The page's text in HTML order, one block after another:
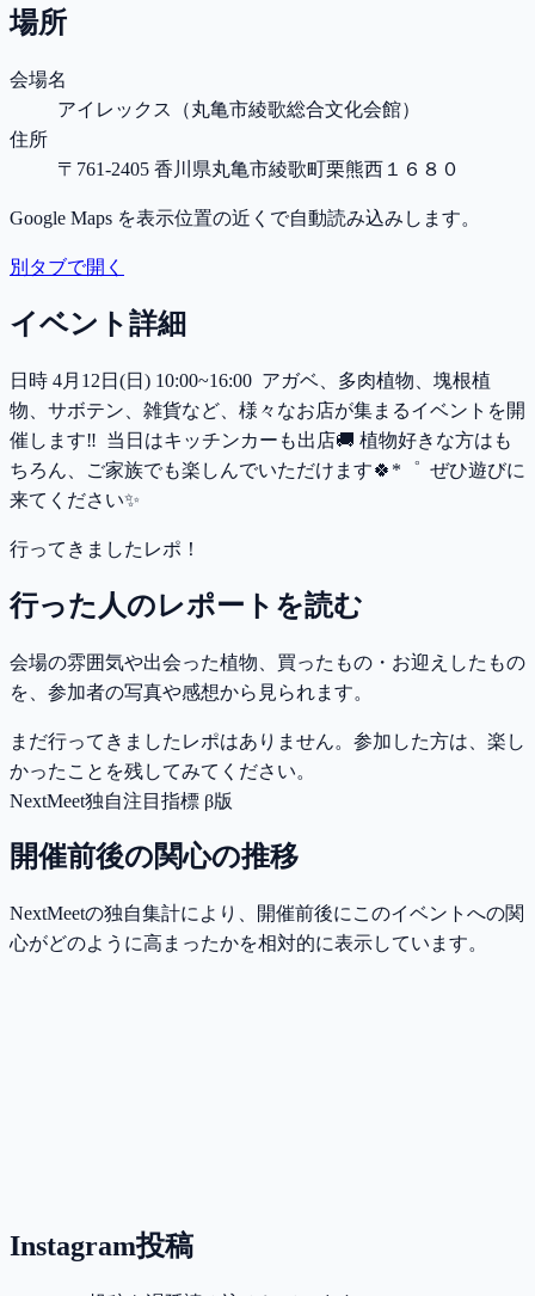
場所
会場名
アイレックス（丸亀市綾歌総合文化会館）
住所
〒761-2405 香川県丸亀市綾歌町栗熊西１６８０
Google Maps を表示位置の近くで自動読み込みします。
別タブで開く
イベント詳細
日時 4月12日(日) 10:00~16:00 ⁡ アガベ、多肉植物、塊根植
物、サボテン、雑貨など、様々なお店が集まるイベントを開
催します‼️ ⁡ 当日はキッチンカーも出店🚚 植物好きな方はも
ちろん、ご家族でも楽しんでいただけます🍀*゜ ⁡ ぜひ遊びに
来てください✨
行ってきましたレポ！
行った人のレポートを読む
会場の雰囲気や出会った植物、買ったもの・お迎えしたもの
を、参加者の写真や感想から見られます。
まだ行ってきましたレポはありません。参加した方は、楽し
かったことを残してみてください。
NextMeet独自注目指標 β版
開催前後の関心の推移
NextMeetの独自集計により、開催前後にこのイベントへの関
心がどのように高まったかを相対的に表示しています。
Instagram投稿